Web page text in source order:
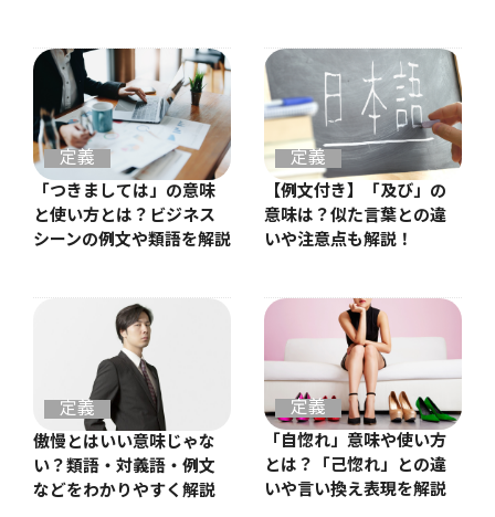
定義
「つきましては」の意味
と使い方とは？ビジネス
シーンの例文や類語を解説
定義
【例文付き】「及び」の
意味は？似た言葉との違
いや注意点も解説！
定義
傲慢とはいい意味じゃな
い？類語・対義語・例文
などをわかりやすく解説
定義
「自惚れ」意味や使い方
とは？「己惚れ」との違
いや言い換え表現を解説